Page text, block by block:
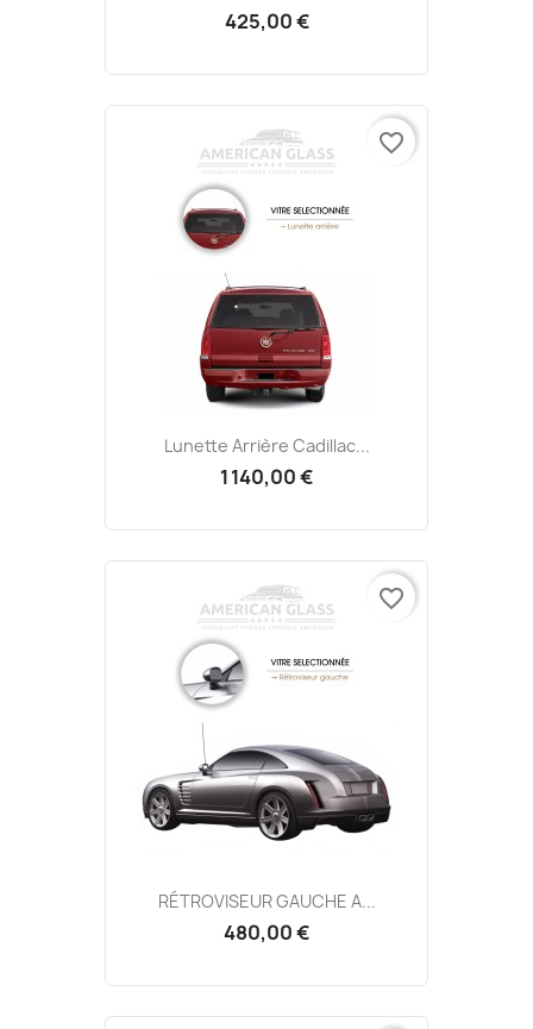
425,00 €
Lunette Arrière Cadillac...
1 140,00 €
favorite_border
RÉTROVISEUR GAUCHE A...
480,00 €
favorite_border